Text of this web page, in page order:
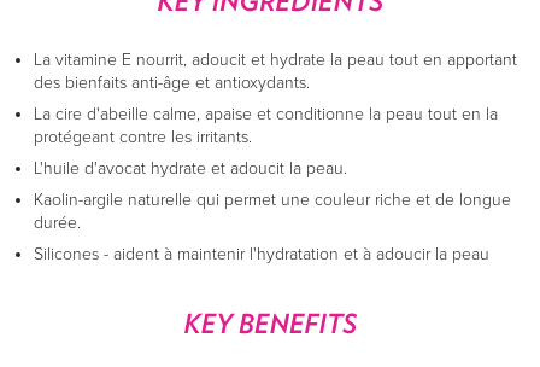
La vitamine E nourrit, adoucit et hydrate la peau tout en apportant
des bienfaits anti-âge et antioxydants.
La cire d'abeille calme, apaise et conditionne la peau tout en la
protégeant contre les irritants.
L'huile d'avocat hydrate et adoucit la peau.
Kaolin-argile naturelle qui permet une couleur riche et de longue
durée.
Silicones - aident à maintenir l'hydratation et à adoucir la peau